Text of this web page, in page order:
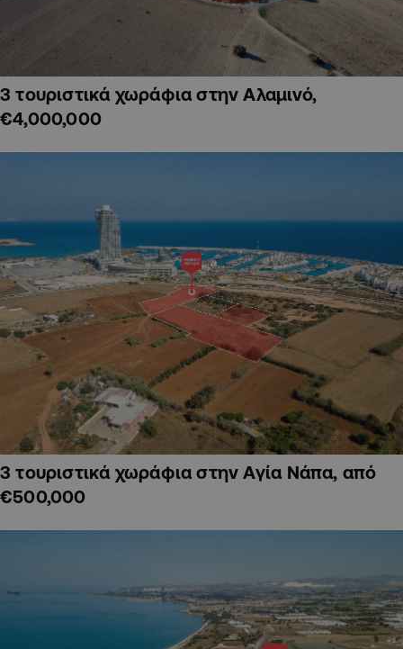
3 τουριστικά χωράφια στην Αλαμινό,
€4,000,000
3 τουριστικά χωράφια στην Αγία Νάπα, από
€500,000